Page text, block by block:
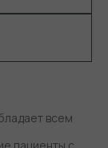
всем